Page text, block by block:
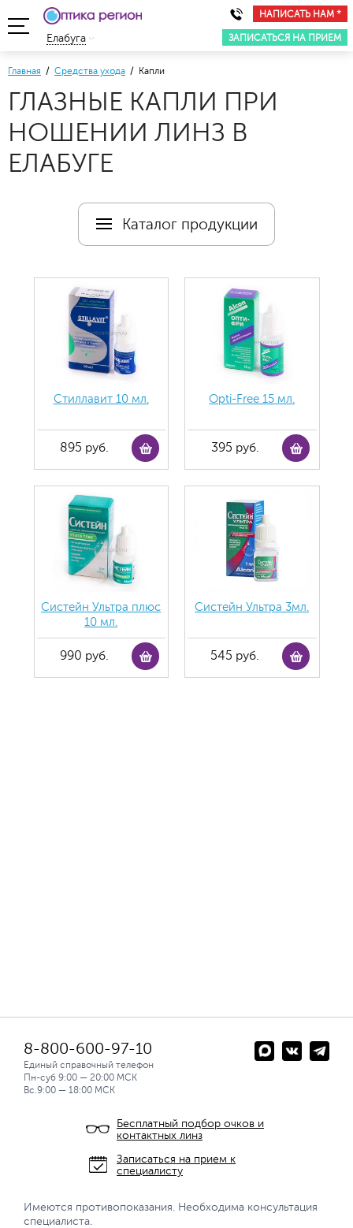
НАПИСАТЬ НАМ *
ЗАПИСАТЬСЯ НА ПРИЕМ
Елабуга
Главная / Средства ухода / Капли
ГЛАЗНЫЕ КАПЛИ ПРИ
НОШЕНИИ ЛИНЗ В
ЕЛАБУГЕ
Каталог продукции
Стиллавит 10 мл.
895 руб.
Opti-Free 15 мл.
395 руб.
Систейн Ультра плюс
10 мл.
990 руб.
Систейн Ультра 3мл.
545 руб.
8-800-600-97-10
Единый справочный телефон
Пн-суб 9:00 — 20:00 МСК
Вс.9:00 — 18:00 МСК
Бесплатный подбор очков и
контактных линз
Записаться на прием к
специалисту
Имеются противопоказания. Необходима консультация
специалиста.